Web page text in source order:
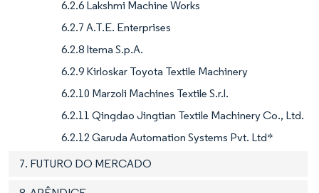
6.2.6 Lakshmi Machine Works
6.2.7 A.T.E. Enterprises
6.2.8 Itema S.p.A.
6.2.9 Kirloskar Toyota Textile Machinery
6.2.10 Marzoli Machines Textile S.r.l.
6.2.11 Qingdao Jingtian Textile Machinery Co., Ltd.
6.2.12 Garuda Automation Systems Pvt. Ltd*
7. FUTURO DO MERCADO